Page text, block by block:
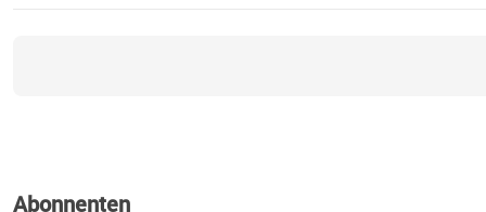
Abonnenten